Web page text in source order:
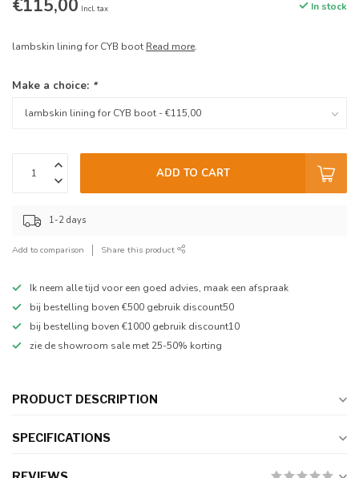
€115,00 Incl. tax In stock
lambskin lining for CYB boot Read more.
Make a choice: *
ADD TO CART
1-2 days
Add to comparison Share this product
Ik neem alle tijd voor een goed advies, maak een afspraak
bij bestelling boven €500 gebruik discount50
bij bestelling boven €1000 gebruik discount10
zie de showroom sale met 25-50% korting
PRODUCT DESCRIPTION
SPECIFICATIONS